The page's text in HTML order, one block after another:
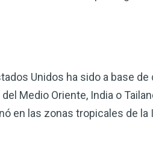
Unidos ha sido a base de
Medio Oriente, India o
en las zonas tropicales de la